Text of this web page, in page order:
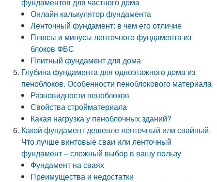
Онлайн калькулятор фундамента
Ленточный фундамент: в чем его отличие
Плюсы и минусы ленточного фундамента из
блоков ФБС
Плитный фундамент для дома
Глубина фундамента для одноэтажного дома из
пеноблоков. Особенности пеноблокового материала
Разновидности пеноблоков
Свойства стройматериала
Какая нагрузка у пеноблочных зданий?
Какой фундамент дешевле ленточный или свайный.
Что лучше винтовые сваи или ленточный
фундамент – сложный выбор в вашу пользу
Фундамент на сваях
Преимущества и недостатки